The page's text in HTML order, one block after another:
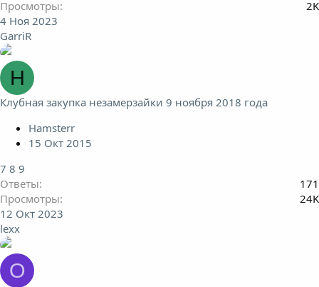
Просмотры
2K
4 Ноя 2023
GarriR
H
Клубная закупка незамерзайки 9 ноября 2018 года
Hamsterr
15 Окт 2015
7 8 9
Ответы
171
Просмотры
24K
12 Окт 2023
lexx
O